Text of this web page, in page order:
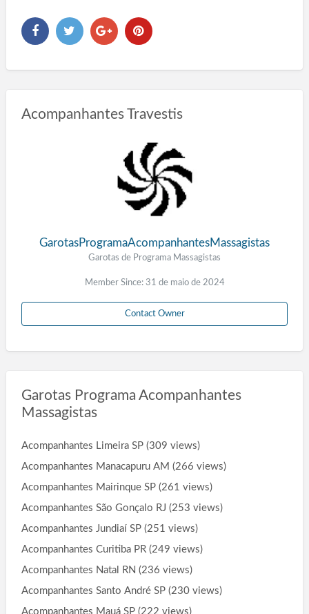
Acompanhantes Travestis
GarotasProgramaAcompanhantesMassagistas
Garotas de Programa Massagistas
Member Since: 31 de maio de 2024
Contact Owner
Garotas Programa Acompanhantes
Massagistas
Acompanhantes Limeira SP(309 views)
Acompanhantes Manacapuru AM (266 views)
Acompanhantes Mairinque SP(261 views)
Acompanhantes São Gonçalo RJ (253 views)
Acompanhantes Jundiaí SP(251 views)
Acompanhantes Curitiba PR(249 views)
Acompanhantes Natal RN (236 views)
Acompanhantes Santo André SP(230 views)
Acompanhantes Mauá SP(222 views)